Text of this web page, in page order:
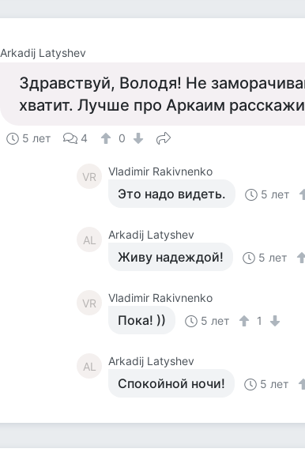
Arkadij Latyshev
Здравствуй, Володя! Не
хватит. Лучше про Аркаим
5 лет 4 0
VR Vladimir Rakivnenko
Это надо видеть. 5 лет
AL Arkadij Latyshev
Живу надеждой! 5 лет
VR Vladimir Rakivnenko
Пока! )) 5 лет 1
AL Arkadij Latyshev
Спокойной ночи! 5 лет